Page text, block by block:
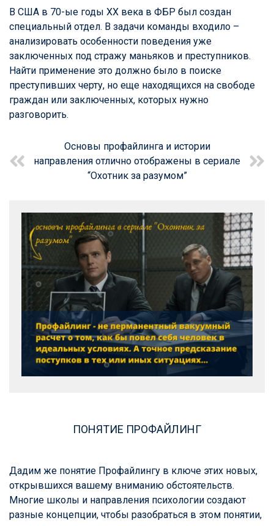
В США в 70-ые годы XX века в ФБР был создан
специальный отдел. В задачи команды входило –
анализировать особенности поведения уже
заключенных под стражу маньяков и преступников.
Найти применение это должно было в поиске
преступивших черту, но еще находящихся на свободе
граждан или заключенных, которых нужно
разговорить.
Основы профайлинга и истории
направления отлично отображены в сериале
“Охотник за разумом”
ПОНЯТИЕ ПРОФАЙЛИНГ
Дадим же понятие Профайлингу в ключе этих новых,
открывшихся вашему вниманию обстоятельств.
Многие школы и направления психологии создают
разные концепции, чтобы разобраться в этом понятии,